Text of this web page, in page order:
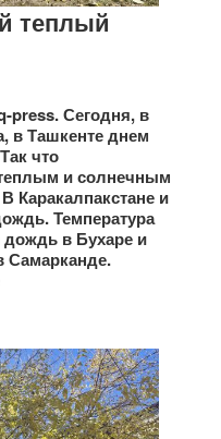
теплый
press. Сегодня, в
в Ташкенте днем
что
и солнечным
Каракалпакстане и
Температура
дождь в Бухаре и
Самарканде.